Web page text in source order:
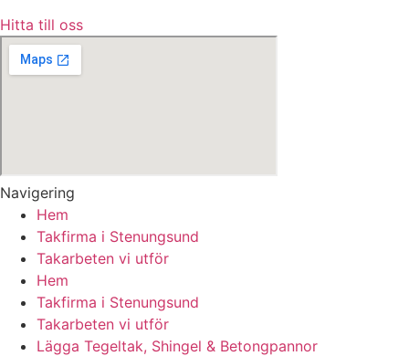
Hitta till oss
Navigering
Hem
Takfirma i Stenungsund
Takarbeten vi utför
Hem
Takfirma i Stenungsund
Takarbeten vi utför
Lägga Tegeltak, Shingel & Betongpannor